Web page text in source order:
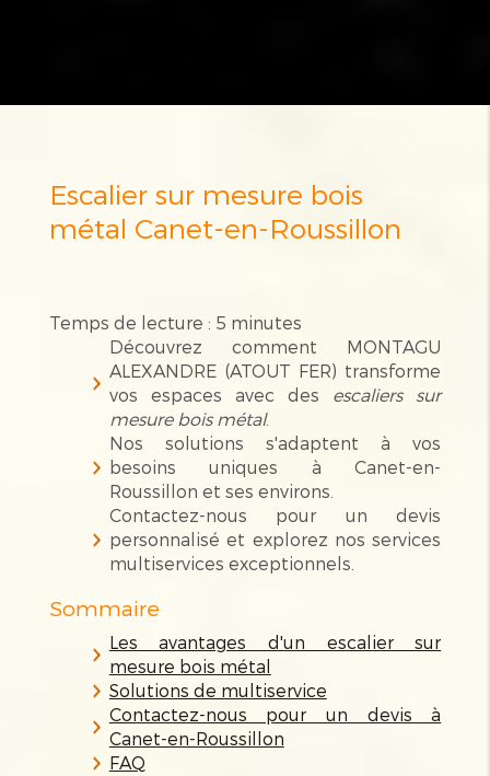
Escalier sur mesure bois
métal Canet-en-Roussillon
Temps de lecture : 5 minutes
Découvrez comment MONTAGU
ALEXANDRE (ATOUT FER) transforme
vos espaces avec des escaliers sur
mesure bois métal.
Nos solutions s'adaptent à vos
besoins uniques à Canet-en-
Roussillon et ses environs.
Contactez-nous pour un devis
personnalisé et explorez nos services
multiservices exceptionnels.
Sommaire
Les avantages d'un escalier sur
mesure bois métal
Solutions de multiservice
Contactez-nous pour un devis à
Canet-en-Roussillon
FAQ